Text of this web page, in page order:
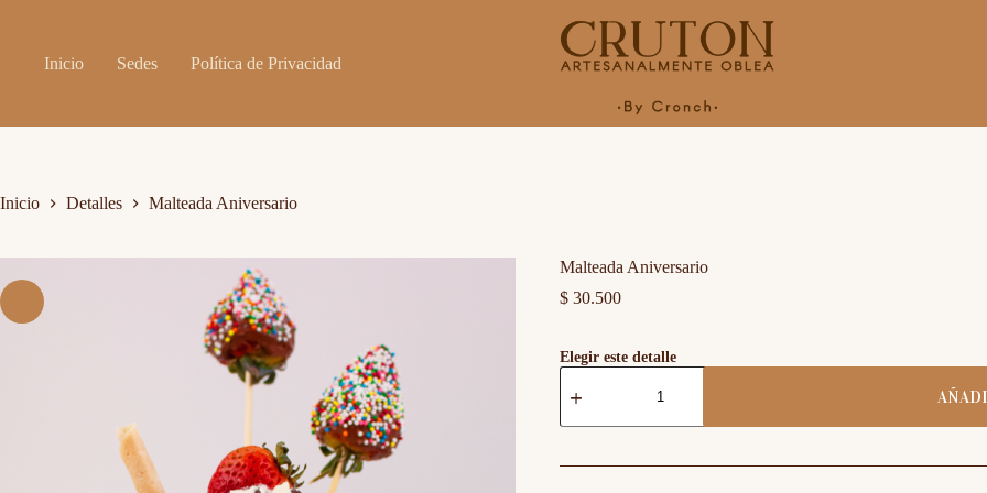
Inicio Sedes Política de Privacidad
Inicio Detalles Malteada Aniversario
Malteada Aniversario
$30.500
Elegir este detalle
Malteada
Aniversario